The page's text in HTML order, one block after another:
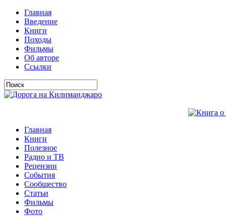
Главная
Введение
Книги
Походы
Фильмы
Об авторе
Ссылки
Главная
Книги
Полезное
Радио и ТВ
Рецензии
События
Сообщество
Статьи
Фильмы
Фото